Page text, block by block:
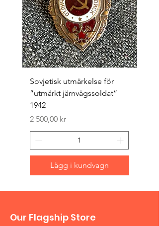
Sovjetisk utmärkelse för
”utmärkt järnvägssoldat”
1942
Pris
2 500,00 kr
Lägg i kundvagn
Our Flagship Store